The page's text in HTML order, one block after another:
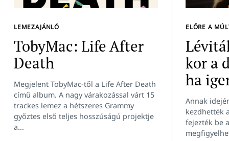
LEMEZAJÁNLÓ
TobyMac: Life After
Death
Megjelent TobyMac-től a Life After Death
című album. A nagy várakozással várt 15
trackes lemez a hétszeres Grammy
győztes első teljes hosszúságú projektje
a...
ELŐRE A
kor a
ha
Annak
kezdhették
fejezték be